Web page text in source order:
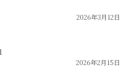
2026年3月12日
2026年2月15日